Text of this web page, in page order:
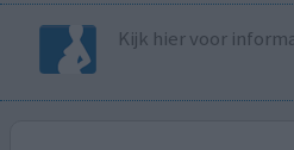
Kijk hier voor